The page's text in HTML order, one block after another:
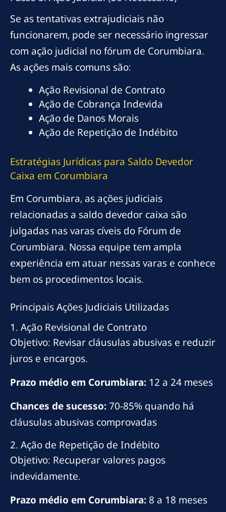
Se as tentativas extrajudiciais não
funcionarem, pode ser necessário ingressar
com ação judicial no fórum de Corumbiara.
As ações mais comuns são:
Ação Revisional de Contrato
Ação de Cobrança Indevida
Ação de Danos Morais
Ação de Repetição de Indébito
Estratégias Jurídicas para Saldo Devedor
Caixa em Corumbiara
Em Corumbiara, as ações judiciais
relacionadas a saldo devedor caixa são
julgadas nas varas cíveis do Fórum de
Corumbiara. Nossa equipe tem ampla
experiência em atuar nessas varas e conhece
bem os procedimentos locais.
Principais Ações Judiciais Utilizadas
1. Ação Revisional de Contrato
Objetivo: Revisar cláusulas abusivas e reduzir
juros e encargos.
Prazo médio em Corumbiara: 12 a 24 meses
Chances de sucesso: 70-85% quando há
cláusulas abusivas comprovadas
2. Ação de Repetição de Indébito
Objetivo: Recuperar valores pagos
indevidamente.
Prazo médio em Corumbiara: 8 a 18 meses